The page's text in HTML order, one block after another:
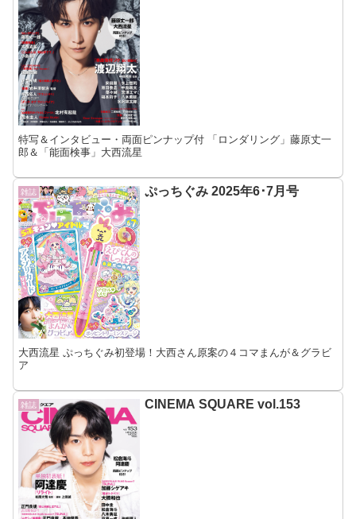
特写＆インタビュー・両面ピンナップ付 「ロンダリング」藤原丈一
郎＆「能面検事」大西流星
雑誌 ぷっちぐみ 2025年6･7月号
大西流星 ぷっちぐみ初登場！大西さん原案の４コマまんが＆グラビ
ア
雑誌 CINEMA SQUARE vol.153